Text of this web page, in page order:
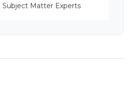
Subject Matter Experts